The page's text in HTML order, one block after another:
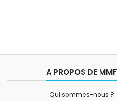
A PROPOS DE MMF
Qui sommes-nous ?